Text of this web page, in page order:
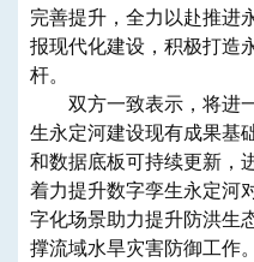
完善提升，全力以赴推进
报现代化建设，积极打造
杆。
双方一致表示，将进
生永定河建设现有成果基
和数据底板可持续更新，
着力提升数字孪生永定河
字化场景助力提升防洪生
撑流域水旱灾害防御工作。